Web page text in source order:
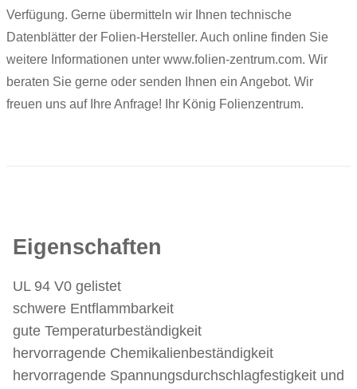
Verfügung. Gerne übermitteln wir Ihnen technische
Datenblätter der Folien-Hersteller. Auch online finden Sie
weitere Informationen unter www.folien-zentrum.com. Wir
beraten Sie gerne oder senden Ihnen ein Angebot. Wir
freuen uns auf Ihre Anfrage! Ihr König Folienzentrum.
Eigenschaften
UL 94 V0 gelistet
schwere Entflammbarkeit
gute Temperaturbeständigkeit
hervorragende Chemikalienbeständigkeit
hervorragende Spannungsdurchschlagfestigkeit und